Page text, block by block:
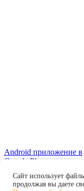
Android приложение в
Google Play
© Все права
Сайт использует
продолжая вы даете